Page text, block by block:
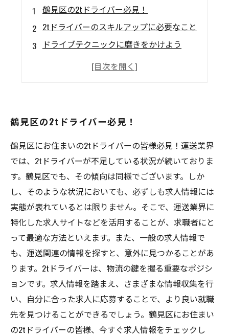
鶴見区の2tドライバー必見！
2tドライバーのスキルアップに必要なこと
ドライブテクニックに磨きをかけよう
顧客とのコミュニケーションスキル
鶴見区の2tドライバー必見！
鶴見区にお住まいの2tドライバーの皆様必見！運送業界
では、2tドライバーが不足している状況が続いておりま
す。鶴見区でも、その傾向は同様でございます。しか
し、そのような状況においても、必ずしも求人情報には
実態が表れているとは限りません。そこで、運送業界に
特化した求人サイトなどを活用することが、求職者にと
って最適な方法といえます。また、一般の求人情報で
も、運送関連の情報を探すと、意外に見つかることがあ
ります。2tドライバーは、物流の鍵を握る重要なポジシ
ョンです。求人情報を踏まえ、さまざまな情報収集を行
い、自分に合った求人に応募することで、より良い就職
先を見つけることができるでしょう。鶴見区にお住まい
の2tドライバーの皆様、今すぐ求人情報をチェックし